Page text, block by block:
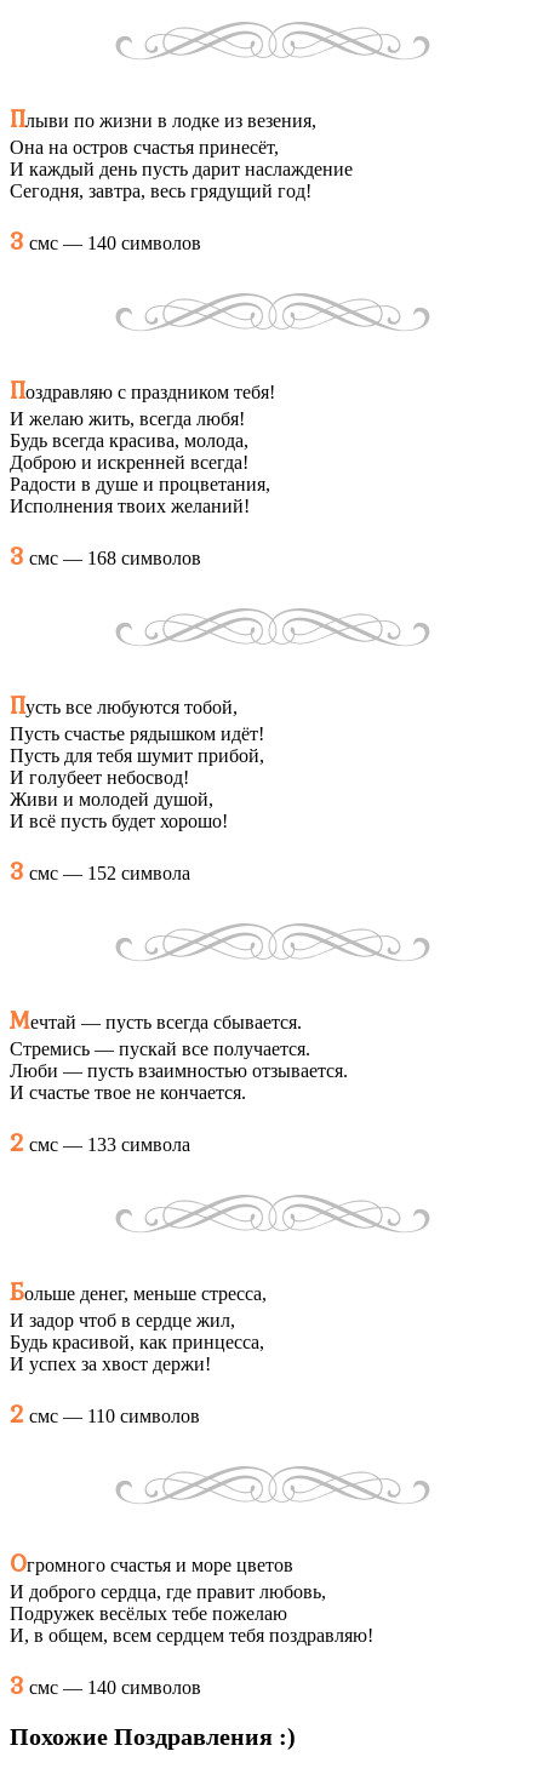
Плыви по жизни в лодке из везения,
Она на остров счастья принесёт,
И каждый день пусть дарит наслаждение
Сегодня, завтра, весь грядущий год!
3 смс — 140 символов
Поздравляю с праздником тебя!
И желаю жить, всегда любя!
Будь всегда красива, молода,
Доброю и искренней всегда!
Радости в душе и процветания,
Исполнения твоих желаний!
3 смс — 168 символов
Пусть все любуются тобой,
Пусть счастье рядышком идёт!
Пусть для тебя шумит прибой,
И голубеет небосвод!
Живи и молодей душой,
И всё пусть будет хорошо!
3 смс — 152 символа
Мечтай — пусть всегда сбывается.
Стремись — пускай все получается.
Люби — пусть взаимностью отзывается.
И счастье твое не кончается.
2 смс — 133 символа
Больше денег, меньше стресса,
И задор чтоб в сердце жил,
Будь красивой, как принцесса,
И успех за хвост держи!
2 смс — 110 символов
Огромного счастья и море цветов
И доброго сердца, где правит любовь,
Подружек весёлых тебе пожелаю
И, в общем, всем сердцем тебя поздравляю!
3 смс — 140 символов
Похожие Поздравления :)